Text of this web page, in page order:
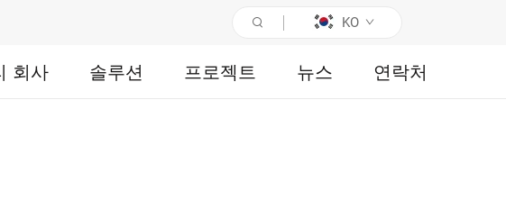
KO
회사 솔루션 프로젝트 뉴스 연락처